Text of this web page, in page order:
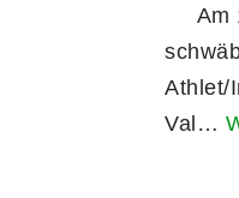
Am
Athlet/
Val…